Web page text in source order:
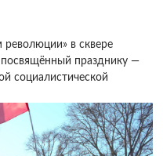
революции» в сквере
празднику —
социалистической